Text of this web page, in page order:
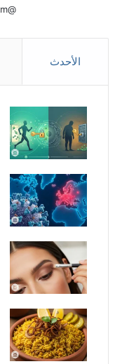
@almajmooa.com
الأحدث